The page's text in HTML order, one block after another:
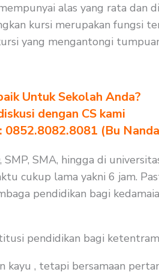
alas yang rata dan
kursi merupakan fungsi
yang mengantongi
Untuk Sekolah Anda?
dengan CS kami
(Bu
SMA, hingga di
cukup lama yakni 6 jam.
pendidikan bagi
pendidikan bagi
, tetapi bersamaan